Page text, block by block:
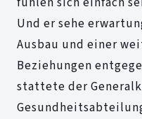
Und er sehe
Ausbau und einer
Beziehungen
stattete der